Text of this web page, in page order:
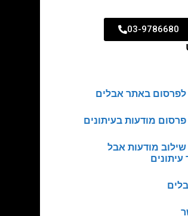
03-9786680
לפרסום באתר אבלים
פרסום מודעות בעיתונים
שילוב מודעות אבל